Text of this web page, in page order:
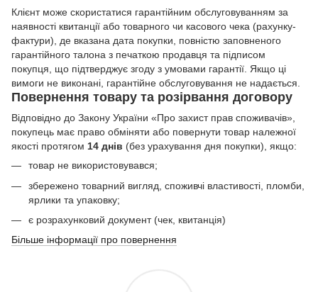
Клієнт може скористатися гарантійним обслуговуванням за
наявності квитанції або товарного чи касового чека (рахунку-
фактури), де вказана дата покупки, повністю заповненого
гарантійного талона з печаткою продавця та підписом
покупця, що підтверджує згоду з умовами гарантії. Якщо ці
вимоги не виконані, гарантійне обслуговування не надається.
Повернення товару та розірвання договору
Відповідно до Закону України «Про захист прав споживачів»,
покупець має право обміняти або повернути товар належної
якості протягом 14 днів (без урахування дня покупки), якщо:
товар не використовувався;
збережено товарний вигляд, споживчі властивості, пломби,
ярлики та упаковку;
є розрахунковий документ (чек, квитанція)
Більше інформації про повернення